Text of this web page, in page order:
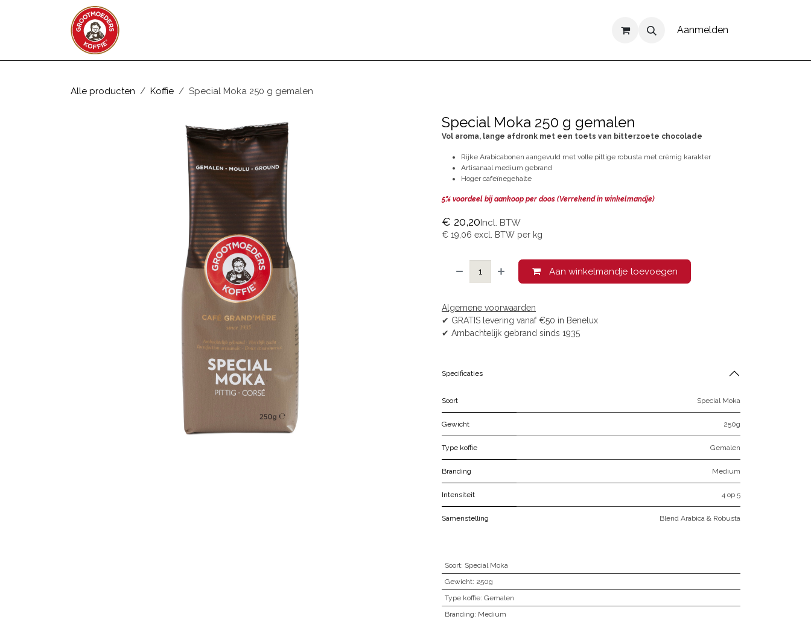
Overslaan naar inhoud
Aanmelden
Alle producten Koffie Special Moka 250 g gemalen
Special Moka 250 g gemalen
Vol aroma, lange afdronk met een toets van bitterzoete chocolade
Rijke Arabicabonen aangevuld met volle pittige robusta met crèmig karakter
Artisanaal medium gebrand
Hoger cafeïnegehalte
5% voordeel bij aankoop per doos (Verrekend in winkelmandje)
€ 20,20Incl. BTW
€ 19,06 excl. BTW per kg
Aan winkelmandje toevoegen
Algemene voorwaarden
✔ GRATIS levering vanaf €50 in Benelux
✔ Ambachtelijk gebrand sinds 1935
Specificaties
Soort Special Moka
Gewicht 250g
Type koffie Gemalen
Branding Medium
Intensiteit 4 op 5
Samenstelling Blend Arabica & Robusta
Soort: Special Moka
Gewicht: 250g
Type koffie: Gemalen
Branding: Medium